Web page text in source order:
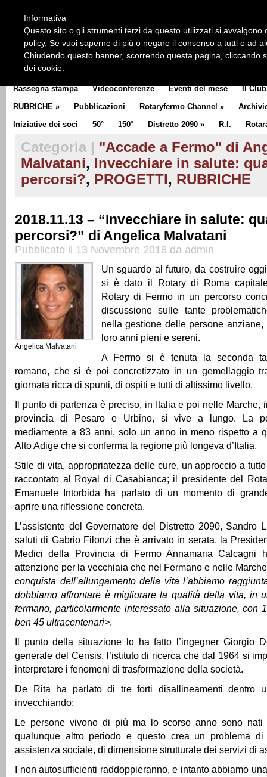
CLUB COMMUNICATOR
Rassegna stampa Videoconferenze Eventi del mese Il Club
RUBRICHE » Pubblicazioni Rotaryfermo Channel »
Iniziative dei soci
50° 150° Distretto 2090 » R.I.
Categoria | "Accade a Fermo" di
Malvatani, Invecchiare in salute:
percorsi?, PROGETTI, RUBRICHE
2018.11.13 – “Invecchiare in salute:
percorsi?” di Angelica Malvatani
Pubblicato il 13 Novembre 2018 da admin
Angelica Malvatani
Un sguardo al futuro, da costruire
si è dato il Rotary di Roma
Rotary di Fermo in un percorso
discussione sulle tante
nella gestione delle persone anziane,
loro anni pieni e sereni.
A Fermo si è tenuta la seconda
romano, che si è poi concretizzato in un gemellaggio
giornata ricca di spunti, di ospiti e tutti di altissimo livello.
Il punto di partenza è preciso, in Italia e poi nelle Marche,
provincia di Pesaro e Urbino, si vive a lungo. La
mediamente a 83 anni, solo un anno in meno rispetto a
Alto Adige che si conferma la regione più longeva d’Italia.
Stile di vita, appropriatezza delle cure, un approccio a
raccontato al Royal di Casabianca; il presidente del
Emanuele Intorbida ha parlato di un momento di
aprire una riflessione concreta.
L’assistente del Governatore del Distretto 2090, Sandro
saluti di Gabrio Filonzi che è arrivato in serata, la
Medici della Provincia di Fermo Annamaria Calcagni
attenzione per la vecchiaia che nel Fermano e nelle
conquista dell’allungamento della vita l’abbiamo
dobbiamo affrontare è migliorare la qualità della vita, in
fermano, particolarmente interessato alla situazione, con
ben 45 ultracentenari>.
Il punto della situazione lo ha fatto l’ingegner Giorgio
generale del Censis, l’istituto di ricerca che dal 1964 si
interpretare i fenomeni di trasformazione della società.
De Rita ha parlato di tre forti disallineamenti dentro
invecchiando:
Le persone vivono di più ma lo scorso anno sono nati
qualunque altro periodo e questo crea un problema
assistenza sociale, di dimensione strutturale dei servizi di
I non autosufficienti raddoppieranno, e intanto abbiamo
Informativa
Questo sito o gli strumenti terzi da questo utilizzati si
policy. Se vuoi saperne di più o negare il consenso a tutti o ad
Chiudendo questo banner, scorrendo questa pagina, cliccando
dei cookie.